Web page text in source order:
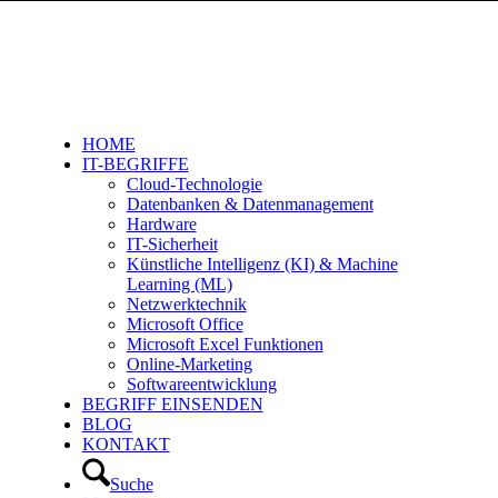
HOME
IT-BEGRIFFE
Cloud-Technologie
Datenbanken & Datenmanagement
Hardware
IT-Sicherheit
Künstliche Intelligenz (KI) & Machine
Learning (ML)
Netzwerktechnik
Microsoft Office
Microsoft Excel Funktionen
Online-Marketing
Softwareentwicklung
BEGRIFF EINSENDEN
BLOG
KONTAKT
Suche